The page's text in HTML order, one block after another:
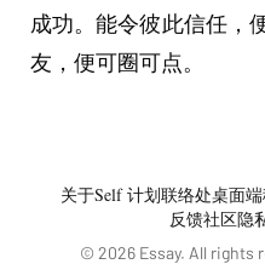
成功。能令彼此信任，
友，便可圈可点。
关于Self 计划联络处桌面端
反馈社区隐
© 2026 Essay. All rights